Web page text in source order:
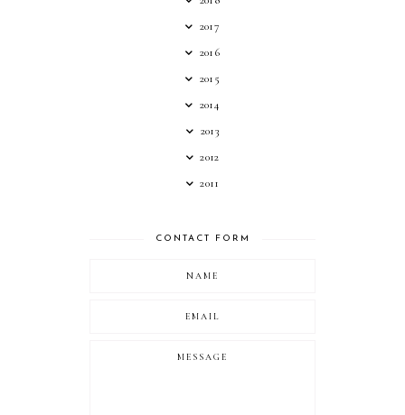
2017
2016
2015
2014
2013
2012
2011
CONTACT FORM